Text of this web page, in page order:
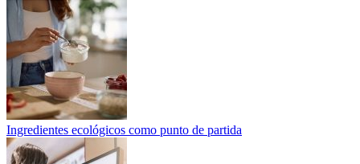
Ingredientes ecológicos como punto de partida